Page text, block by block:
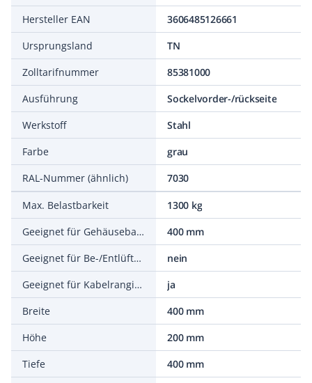
Hersteller EAN
3606485126661
Ursprungsland
TN
Zolltarifnummer
85381000
Ausführung
Sockelvorder-/rückseite
Werkstoff
Stahl
Farbe
grau
RAL-Nummer (ähnlich)
7030
Max. Belastbarkeit
1300 kg
Geeignet für Gehäusebaubreite
400 mm
Geeignet für Be-/Entlüftung
nein
Geeignet für Kabelrangierung
ja
Breite
400 mm
Höhe
200 mm
Tiefe
400 mm